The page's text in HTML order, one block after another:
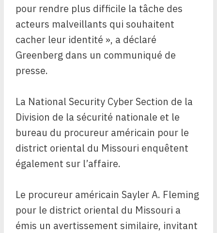
pour rendre plus difficile la tâche des
acteurs malveillants qui souhaitent
cacher leur identité », a déclaré
Greenberg dans un communiqué de
presse.
La National Security Cyber ​​Section de la
Division de la sécurité nationale et le
bureau du procureur américain pour le
district oriental du Missouri enquêtent
également sur l’affaire.
Le procureur américain Sayler A. Fleming
pour le district oriental du Missouri a
émis un avertissement similaire, invitant